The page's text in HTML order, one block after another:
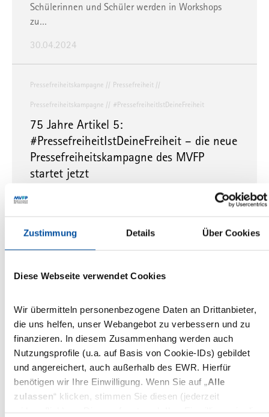
Zustimmung Details Über Cookies
Diese Webseite verwendet Cookies
Wir übermitteln personenbezogene Daten an Drittanbieter,
die uns helfen, unser Webangebot zu verbessern und zu
finanzieren. In diesem Zusammenhang werden auch
Nutzungsprofile (u.a. auf Basis von Cookie-IDs) gebildet
und angereichert, auch außerhalb des EWR. Hierfür
benötigen wir Ihre Einwilligung. Wenn Sie auf „ Alle
zulassen“ klicken, stimmen Sie diesen (jederzeit
Schülerinnen und Schüler werden in Workshops
zu…
30.04.2024
Pressefreiheitskampagne Pressefreiheit
Pressefreiheitskampagne #PressefreiheitIstDeineFreiheit
75 Jahre Artikel 5:
#PressefreiheitIstDeineFreiheit – die neue
Pressefreiheitskampagne des MVFP
startet jetzt
Drei starke Testimonials geben der Kampagne ein
Gesicht: Düzen Tekkal, Can Dündar und Tim Hendrik
sofort…
‚Investigative Center of Ján Kuciak‘ mit
dem ‚Pressefreiheitspreis‘ des
Medienverbands der freien Presse
ausgezeichnet
Erstmals verleiht der MVFP den mit 10.000 Euro